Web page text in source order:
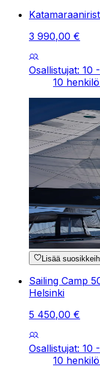
3 990,00 €
Osallistujat: 10
10
Lisää
Sailing Camp
Helsinki
5 450,00 €
Osallistujat: 10
10